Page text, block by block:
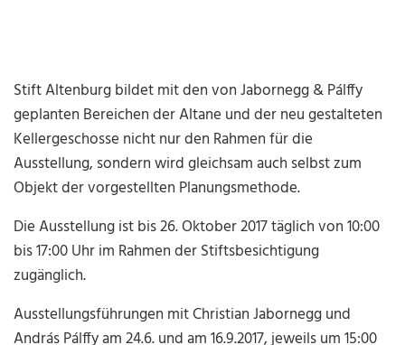
Stift Altenburg bildet mit den von Jabornegg & Pálffy
geplanten Bereichen der Altane und der neu gestalteten
Kellergeschosse nicht nur den Rahmen für die
Ausstellung, sondern wird gleichsam auch selbst zum
Objekt der vorgestellten Planungsmethode.
Die Ausstellung ist bis 26. Oktober 2017 täglich von 10:00
bis 17:00 Uhr im Rahmen der Stiftsbesichtigung
zugänglich.
Ausstellungsführungen mit Christian Jabornegg und
András Pálffy am 24.6. und am 16.9.2017, jeweils um 15:00